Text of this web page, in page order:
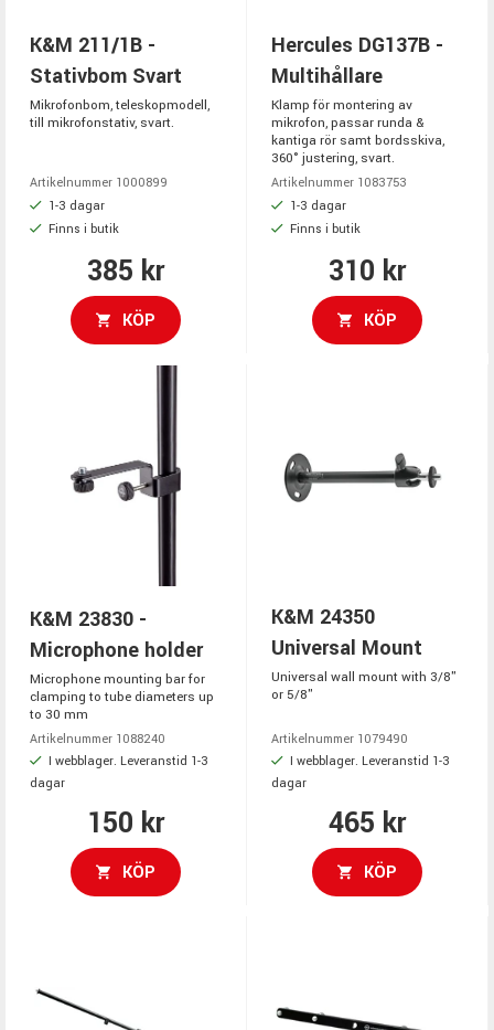
K&M 211/1B -
Stativbom Svart
Mikrofonbom, teleskopmodell,
till mikrofonstativ, svart.
Artikelnummer 1000899
1-3 dagar
Finns i butik
385 kr
KÖP
Hercules DG137B -
Multihållare
Klamp för montering av
mikrofon, passar runda &
kantiga rör samt bordsskiva,
360° justering, svart.
Artikelnummer 1083753
1-3 dagar
Finns i butik
310 kr
KÖP
K&M 23830 -
Microphone holder
Microphone mounting bar for
clamping to tube diameters up
to 30 mm
Artikelnummer 1088240
I webblager. Leveranstid 1-3
dagar
150 kr
KÖP
K&M 24350
Universal Mount
Universal wall mount with 3/8"
or 5/8"
Artikelnummer 1079490
I webblager. Leveranstid 1-3
dagar
465 kr
KÖP